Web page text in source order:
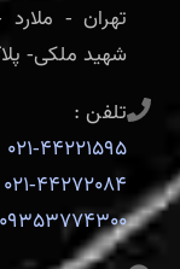
تهران -
شهید ملکی-
تلفن :
021-44221595
021-44272084
09353774300